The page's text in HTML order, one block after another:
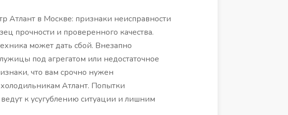
Атлант в Москве: признаки неисправности
прочности и проверенного качества.
может дать сбой. Внезапно
под агрегатом или недостаточное
что вам срочно нужен
Атлант. Попытки
ведут к усугублению ситуации и лишним